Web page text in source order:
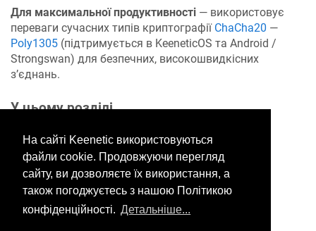
На сайті Keenetic використовуються
файли cookie. Продовжуючи перегляд
сайту, ви дозволяєте їх використання, а
також погоджуєтесь з нашою Політикою
конфіденційності. Детальніше...
Для максимальної продуктивності — використовує
переваги сучасних типів криптографії ChaCha20 —
Poly1305 (підтримується в KeeneticOS та Android /
Strongswan) для безпечних, високошвидкісних
з’єднань.
У цьому розділі
Would you like to provide
feedback? Just click here to suggest